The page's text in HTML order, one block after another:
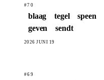
#70
blaag tegel speen
geven
sendt
2026 JUNI 19
#69